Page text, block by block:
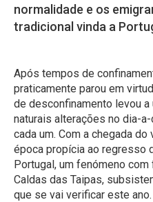
normalidade e os
tradicional vinda a
Após tempos de
praticamente parou em
de desconfinamento levou a
naturais alterações no dia-
cada um. Com a chegada
época propícia ao regresso
Portugal, um fenómeno
Caldas das Taipas,
que se vai verificar este ano.